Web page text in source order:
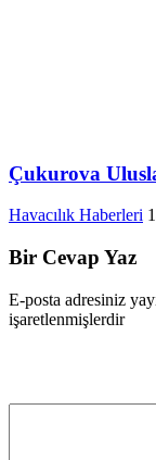
Çukurova
Havacılık Haberleri
Bir Cevap Yaz
E-posta adresiniz
işaretlenmişlerdir